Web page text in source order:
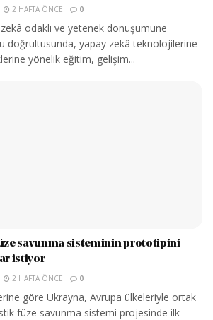
2 HAFTA ÖNCE 0
zekâ odaklı ve yetenek dönüşümüne
doğrultusunda, yapay zekâ teknolojilerine
yönelik eğitim, gelişim...
savunma sisteminin prototipini
istiyor
2 HAFTA ÖNCE 0
göre Ukrayna, Avrupa ülkeleriyle ortak
füze savunma sistemi projesinde ilk